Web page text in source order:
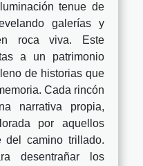
tenue de
galerías y
roca viva. Este
a un patrimonio
de historias que
Cada rincón
narrativa propia,
por aquellos
del camino trillado.
desentrañar los